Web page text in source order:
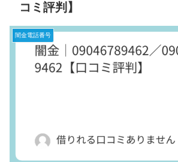
コミ評判】
闇金電話番号